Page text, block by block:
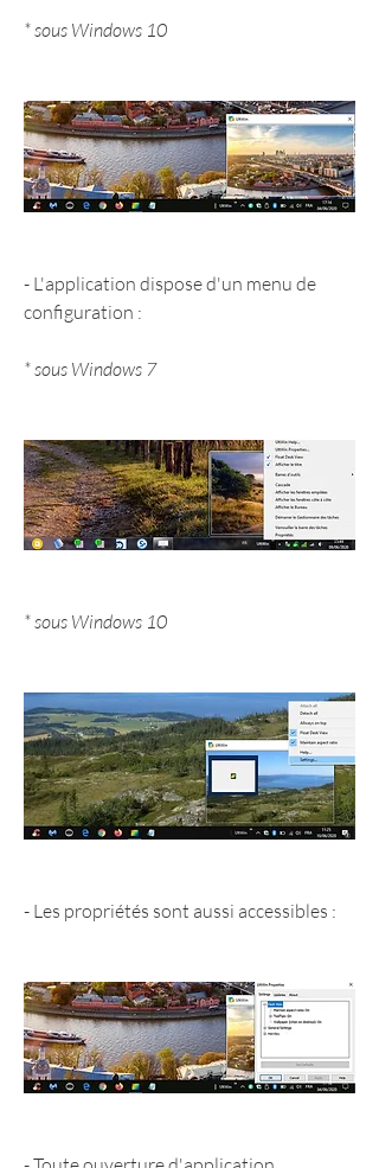
* sous Windows 10
- L'application dispose d'un menu de
configuration :
* sous Windows 7
* sous Windows 10
- Les propriétés sont aussi accessibles :